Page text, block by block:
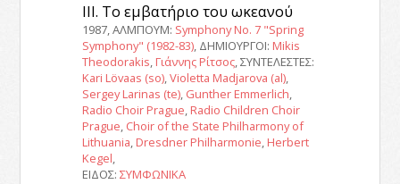
ΙΙΙ. Το εμβατήριο του ωκεανού
1987, ΑΛΜΠΟΥΜ: Symphony No. 7 "Spring
Symphony" (1982-83), ΔΗΜΙΟΥΡΓΟΙ: Mikis
Theodorakis, Γιάννης Ρίτσος, ΣΥΝΤΕΛΕΣΤΕΣ:
Kari Lövaas (so),Violetta Madjarova (al),
Sergey Larinas (te), Gunther Emmerlich,
Radio Choir Prague, Radio Children Choir
Prague, Choir of the State Philharmony of
Lithuania, Dresdner Philharmonie, Herbert
Kegel,
ΕΙΔΟΣ: ΣΥΜΦΩΝΙΚΑ